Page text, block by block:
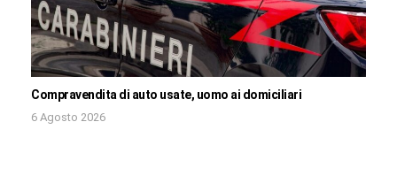
Compravendita di auto usate, uomo ai domiciliari
6 Agosto 2026